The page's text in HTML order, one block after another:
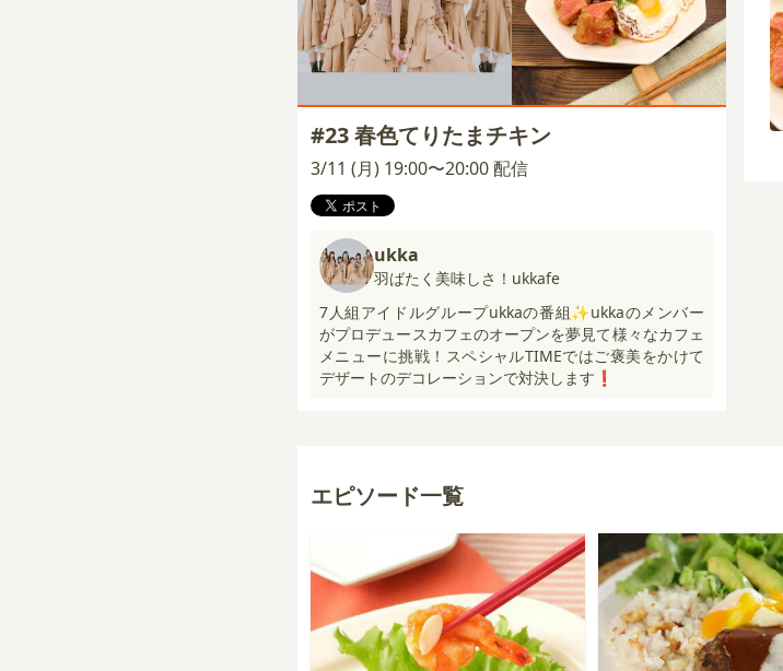
#23 春色てりたまチキン
3/11 (月) 19:00〜20:00 配信
ukka
羽ばたく美味しさ！ukkafe
7人組アイドルグループukkaの番組✨ukkaのメンバー
がプロデュースカフェのオープンを夢見て様々なカフェ
メニューに挑戦！スペシャルTIMEではご褒美をかけて
デザートのデコレーションで対決します❗️
エピソード一覧